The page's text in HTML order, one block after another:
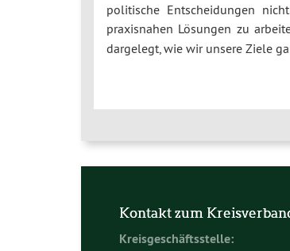
politische Entscheidungen
praxisnahen Lösungen zu
dargelegt, wie wir unsere Ziele
Kontakt zum
Kreisgeschäftsstelle: